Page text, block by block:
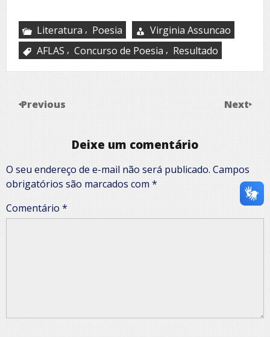
Literatura , Poesia
Virginia Assuncao
AFLAS , Concurso de Poesia , Resultado
Previous Next
Deixe um comentário
O seu endereço de e-mail não será publicado. Campos
obrigatórios são marcados com *
Comentário *